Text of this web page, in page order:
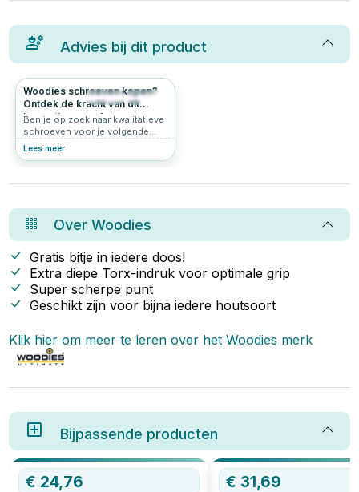
Advies bij dit product
206 4.9
Woodies schroeven kopen?
Ontdek de kracht van dit
innovatieve merk
Ben je op zoek naar kwalitatieve
schroeven voor je volgende
klus? Grote kans dat je dan
keuze is.
Lees meer
OverWoodies
Gratis bitje in iedere doos!
Extra diepe Torx-indruk voor optimale grip
Super scherpe punt
Geschikt zijn voor bijna iedere houtsoort
Klik hier om meer te leren over hetWoodies merk
Bijpassende producten
€ 24,76 € 31,69